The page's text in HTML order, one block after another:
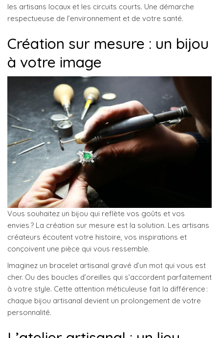
les artisans locaux et les circuits courts. Une démarche
respectueuse de l’environnement et de votre santé.
Création sur mesure : un bijou
à votre image
Vous souhaitez un bijou qui reflète vos goûts et vos
envies ? La création sur mesure est la solution. Les artisans
créateurs écoutent votre histoire, vos inspirations et
conçoivent une pièce qui vous ressemble.
Imaginez un bracelet artisanal gravé d’un mot qui vous est
cher. Ou des boucles d’oreilles qui s’accordent parfaitement
à votre style. Cette attention méticuleuse fait la différence :
chaque bijou artisanal devient un prolongement de votre
personnalité.